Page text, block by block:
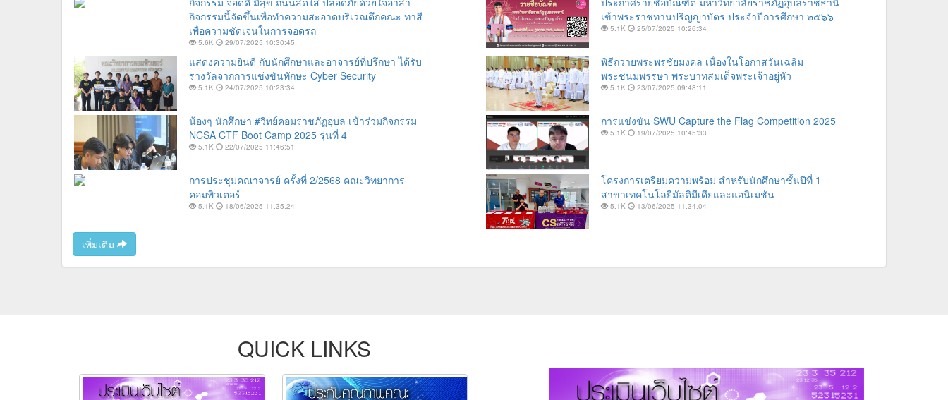
กิจกรรมนี้จัดขึ้นเพื่อทำความสะอาดบริเวณตึกคณะ ทาสี
เพื่อความชัดเจนในการจอดรถ
5.6K 29/07/2025 10:30:45
เข้าพระราชทานปริญญาบัตร ประจำปีการศึกษา ๒๕๖๖
5.1K 25/07/2025 10:26:34
แสดงความยินดี กับนักศึกษาและอาจารย์ที่ปรึกษา ได้รับ
รางวัลจากการแข่งขันทักษะ Cyber Security
5.1K 24/07/2025 10:23:34
พิธีถวายพระพรชัยมงคล เนื่องในโอกาสวันเฉลิม
พระชนมพรรษา พระบาทสมเด็จพระเจ้าอยู่หัว
5.1K 23/07/2025 09:48:11
น้องๆ นักศึกษา #วิทย์คอมราชภัฏอุบล เข้าร่วมกิจกรรม
NCSA CTF Boot Camp 2025 รุ่นที่ 4
5.1K 22/07/2025 11:46:51
การแข่งขัน SWU Capture the Flag Competition 2025
5.1K 19/07/2025 10:45:33
การประชุมคณาจารย์ ครั้งที่ 2/2568 คณะวิทยาการ
คอมพิวเตอร์
5.1K 18/06/2025 11:35:24
โครงการเตรียมความพร้อม สำหรับนักศึกษาชั้นปีที่ 1
สาขาเทคโนโลยีมัลติมีเดียและแอนิเมชัน
5.1K 13/06/2025 11:34:04
เพิ่มเติม
QUICK LINKS